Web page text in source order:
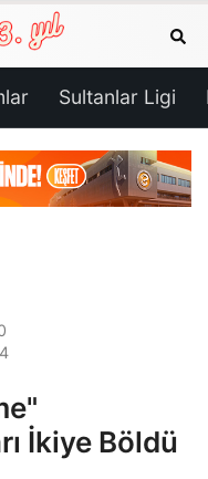
Sultanlar Ligi
İkiye Böldü